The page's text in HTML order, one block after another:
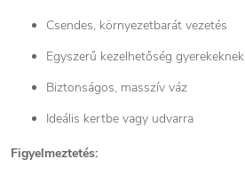
Csendes, környezetbarát vezetés
Egyszerű kezelhetőség gyerekeknek
Biztonságos, masszív váz
Ideális kertbe vagy udvarra
Figyelmeztetés: